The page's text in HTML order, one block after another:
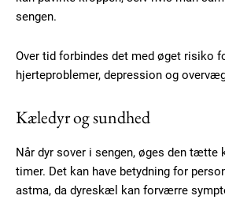
sengen.
Over tid forbindes det med øget risiko
hjerteproblemer, depression og
Kæledyr og sundhed
Når dyr sover i sengen, øges den tætte
timer. Det kan have betydning for
astma, da dyreskæl kan forværre